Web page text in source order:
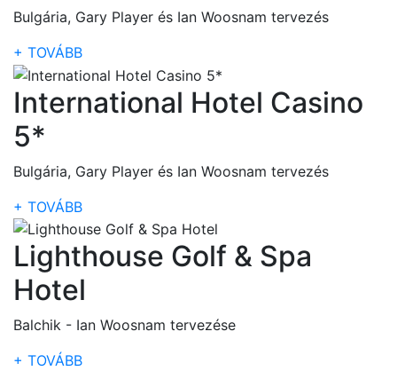
Bulgária, Gary Player és Ian Woosnam tervezés
+ TOVÁBB
International Hotel Casino
5*
Bulgária, Gary Player és Ian Woosnam tervezés
+ TOVÁBB
Lighthouse Golf & Spa
Hotel
Balchik - Ian Woosnam tervezése
+ TOVÁBB